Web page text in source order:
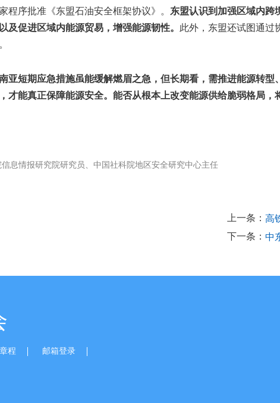
程序批准《东盟石油安全框架协议》。 东盟认识到加强区域内跨
及促进区域内能源贸易，增强能源韧性。 此外，东盟还试图通过
亚短期应急措施虽能缓解燃眉之急，但长期看，需推进能源转
才能真正保障能源安全。能否从根本上改变能源供给脆弱格局，
息情报研究院研究员、中国社科院地区安全研究中心主任
上一条： 高
下一条： 中
程 邮箱登录